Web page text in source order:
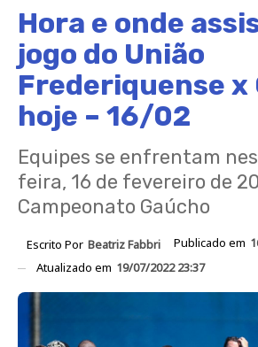
Hora e onde
jogo do União
Frederiquense x
hoje – 16/02
Equipes se enfrentam
feira, 16 de fevereiro de
Campeonato Gaúcho
Escrito Por Beatriz Fabbri Publicado em
Atualizado em 19/07/2022 23:37